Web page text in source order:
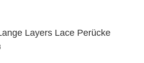
Layers Lace Perücke